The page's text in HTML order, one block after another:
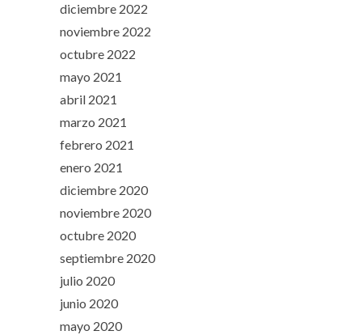
diciembre 2022
noviembre 2022
octubre 2022
mayo 2021
abril 2021
marzo 2021
febrero 2021
enero 2021
diciembre 2020
noviembre 2020
octubre 2020
septiembre 2020
julio 2020
junio 2020
mayo 2020